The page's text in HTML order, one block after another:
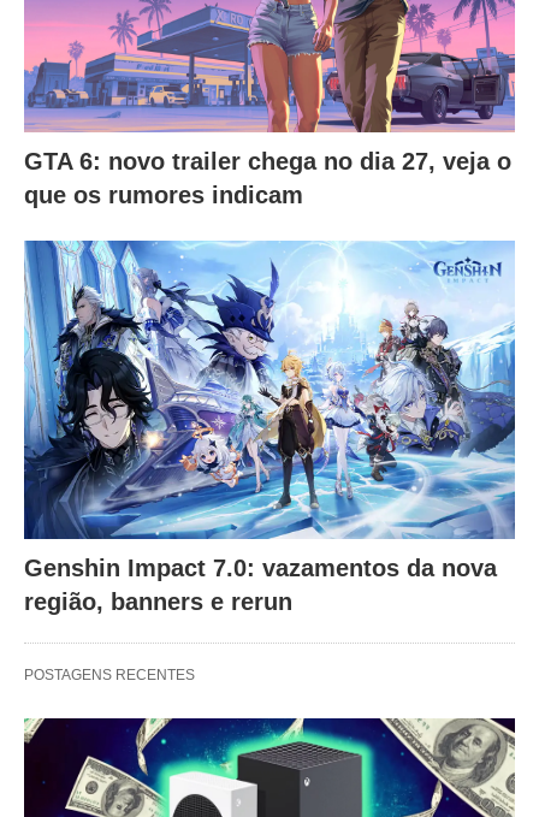
GTA 6: novo trailer chega no dia 27, veja o
que os rumores indicam
Genshin Impact 7.0: vazamentos da nova
região, banners e rerun
POSTAGENS RECENTES